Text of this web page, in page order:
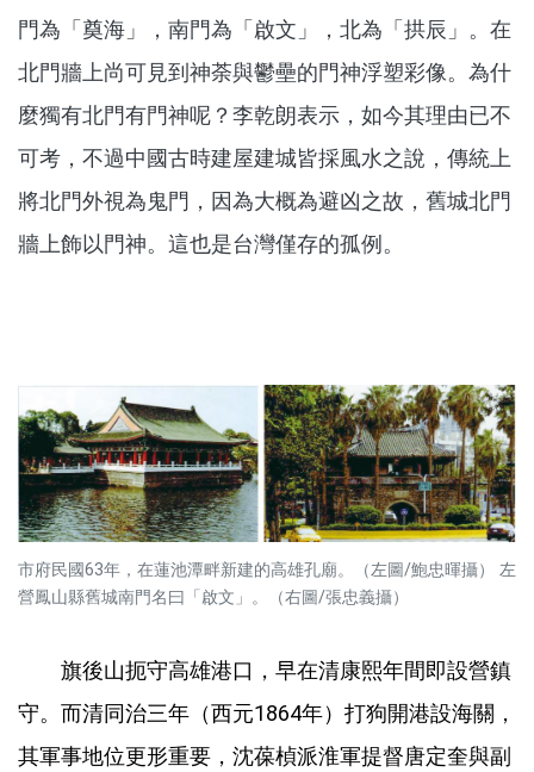
門為「奠海」，南門為「啟文」，北為「拱辰」。在
北門牆上尚可見到神荼與鬱壘的門神浮塑彩像。為什
麼獨有北門有門神呢？李乾朗表示，如今其理由已不
可考，不過中國古時建屋建城皆採風水之說，傳統上
將北門外視為鬼門，因為大概為避凶之故，舊城北門
牆上飾以門神。這也是台灣僅存的孤例。
市府民國63年，在蓮池潭畔新建的高雄孔廟。（左圖/鮑忠暉攝） 左
營鳳山縣舊城南門名曰「啟文」。（右圖/張忠義攝）
旗後山扼守高雄港口，早在清康熙年間即設營鎮
守。而清同治三年（西元1864年）打狗開港設海關，
其軍事地位更形重要，沈葆楨派淮軍提督唐定奎與副